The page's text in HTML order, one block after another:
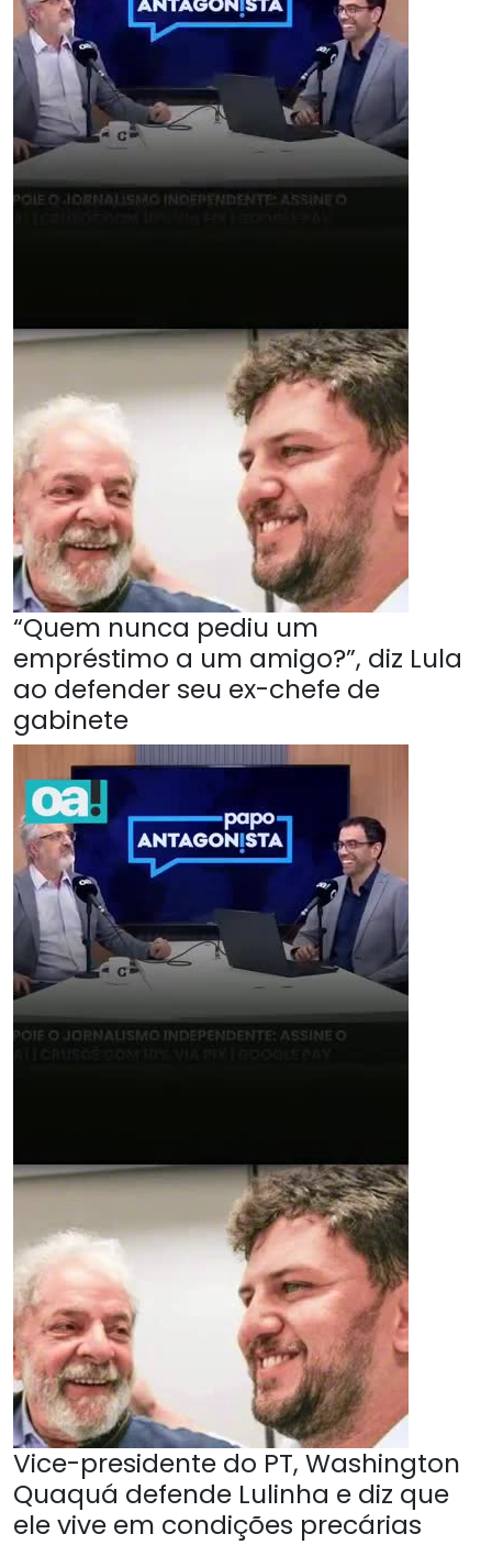
“Quem nunca pediu um
empréstimo a um amigo?”, diz Lula
ao defender seu ex-chefe de
gabinete
Vice-presidente do PT, Washington
Quaquá defende Lulinha e diz que
ele vive em condições precárias